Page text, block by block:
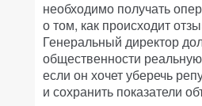
необходимо получать
о том, как происходит
Генеральный директор
общественности
если он хочет уберечь
и сохранить показатели